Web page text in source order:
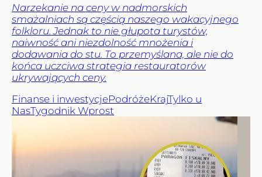
Narzekanie na ceny w nadmorskich
smażalniach są częścią naszego wakacyjnego
folkloru. Jednak to nie głupota turystów,
naiwność ani niezdolność mnożenia i
dodawania do stu. To przemyślana, ale nie do
końca uczciwa strategia restauratorów
ukrywających ceny.
Finanse i inwestycjePodróżeKrajTylko u
NasTygodnik Wprost